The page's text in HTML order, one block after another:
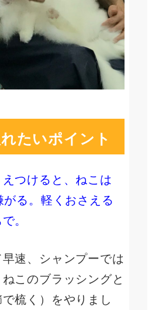
たいポイント
つけると、ねこは
る。軽くおさえる
。
速、シャンプーでは
このブラッシングと
梳く）をやりまし